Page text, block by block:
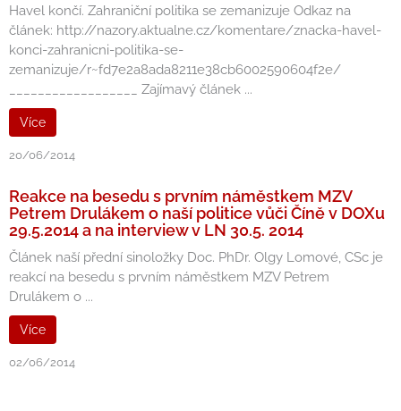
Havel končí. Zahraniční politika se zemanizuje Odkaz na
článek: http://nazory.aktualne.cz/komentare/znacka-havel-
konci-zahranicni-politika-se-
zemanizuje/r~fd7e2a8ada8211e38cb6002590604f2e/
__________________ Zajímavý článek ...
Více
20/06/2014
Reakce na besedu s prvním náměstkem MZV
Petrem Drulákem o naší politice vůči Číně v DOXu
29.5.2014 a na interview v LN 30.5. 2014
Článek naší přední sinoložky Doc. PhDr. Olgy Lomové, CSc je
reakcí na besedu s prvním náměstkem MZV Petrem
Drulákem o ...
Více
02/06/2014